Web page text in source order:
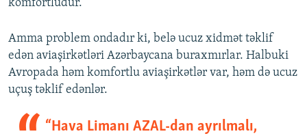
komfortludur.
Amma problem ondadır ki, belə ucuz xidmət təklif
edən aviaşirkətləri Azərbaycana buraxmırlar. Halbuki
Avropada həm komfortlu aviaşirkətlər var, həm də ucuz
uçuş təklif edənlər.
“Hava Limanı AZAL-dan ayrılmalı,